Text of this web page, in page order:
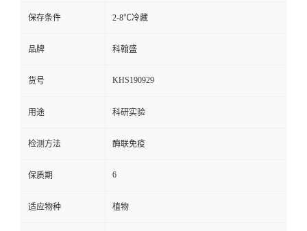
保存条件 2-8℃冷藏
品牌 科翰盛
货号 KHS190929
用途 科研实验
检测方法 酶联免疫
保质期 6
适应物种 植物